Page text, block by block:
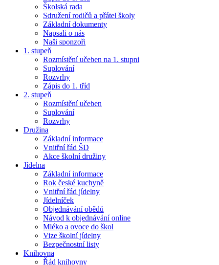
Školská rada
Sdružení rodičů a přátel školy
Základní dokumenty
Napsali o nás
Naši sponzoři
1. stupeň
Rozmístění učeben na 1. stupni
Suplování
Rozvrhy
Zápis do 1. tříd
2. stupeň
Rozmístění učeben
Suplování
Rozvrhy
Družina
Základní informace
Vnitřní řád ŠD
Akce školní družiny
Jídelna
Základní informace
Rok české kuchyně
Vnitřní řád jídelny
Jídelníček
Objednávání obědů
Návod k objednávání online
Mléko a ovoce do škol
Vize školní jídelny
Bezpečnostní listy
Knihovna
Řád knihovny